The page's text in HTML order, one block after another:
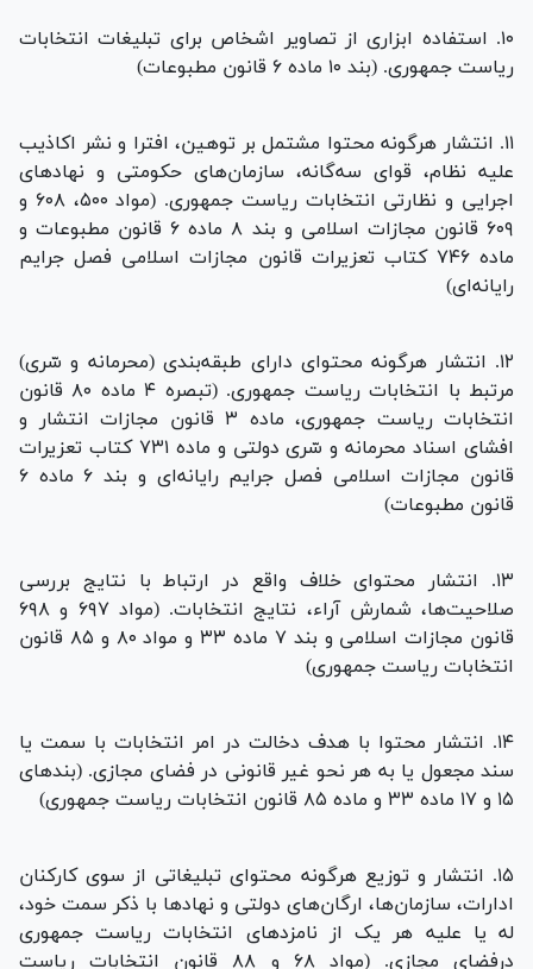
۱۰. استفاده ابزاری از تصاویر اشخاص برای تبلیغات انتخابات
ریاست جمهوری. (بند ۱۰ ماده ۶ قانون مطبوعات)
۱۱. انتشار هرگونه محتوا مشتمل بر توهین، افترا و نشر اکاذیب
علیه نظام، قوای سه‌گانه، سازمان‌های حکومتی و نهاد‌های
اجرایی و نظارتی انتخابات ریاست جمهوری. (مواد ۵۰۰، ۶۰۸ و
۶۰۹ قانون مجازات اسلامی و بند ۸ ماده ۶ قانون مطبوعات و
ماده ۷۴۶ کتاب تعزیرات قانون مجازات اسلامی فصل جرایم
رایانه‌ای)
۱۲. انتشار هرگونه محتوای دارای طبقه‌بندی (محرمانه و سّری)
مرتبط با انتخابات ریاست جمهوری. (تبصره ۴ ماده ۸۰ قانون
انتخابات ریاست جمهوری، ماده ۳ قانون مجازات انتشار و
افشای اسناد محرمانه و سّری دولتی و ماده ۷۳۱ کتاب تعزیرات
قانون مجازات اسلامی فصل جرایم رایانه‌ای و بند ۶ ماده ۶
قانون مطبوعات)
۱۳. انتشار محتوای خلاف واقع در ارتباط با نتایج بررسی
صلاحیت‌ها، شمارش آراء، نتایج انتخابات. (مواد ۶۹۷ و ۶۹۸
قانون مجازات اسلامی و بند ۷ ماده ۳۳ و مواد ۸۰ و ۸۵ قانون
انتخابات ریاست جمهوری)
۱۴. انتشار محتوا با هدف دخالت در امر انتخابات با سمت یا
سند مجعول یا به هر نحو غیر قانونی در فضای مجازی. (بند‌های
۱۵ و ۱۷ ماده ۳۳ و ماده ۸۵ قانون انتخابات ریاست جمهوری)
۱۵. انتشار و توزیع هرگونه محتوای تبلیغاتی از سوی کارکنان
ادارات، سازمان‌ها، ارگان‌های دولتی و نهاد‌ها با ذکر سمت خود،
له یا علیه هر یک از نامزد‌های انتخابات ریاست جمهوری
درفضای مجازی. (مواد ۶۸ و ۸۸ قانون انتخابات ریاست